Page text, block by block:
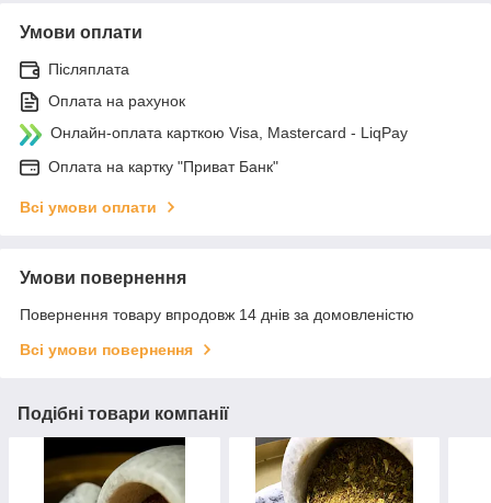
Умови оплати
Післяплата
Оплата на рахунок
Онлайн-оплата карткою Visa, Mastercard - LiqPay
Оплата на картку "Приват Банк"
Всі умови оплати
Умови повернення
Повернення товару впродовж 14 днів за домовленістю
Всі умови повернення
Подібні товари компанії